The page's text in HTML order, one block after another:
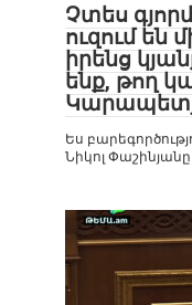
Չտես
ուզում են
իրենց
ենք, թող
Ես
Նիկոլ Փաշինյանը